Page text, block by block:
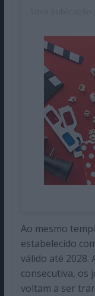
Ao mesmo
estabelecido
válido até 2028.
consecutiva, os
voltam a ser